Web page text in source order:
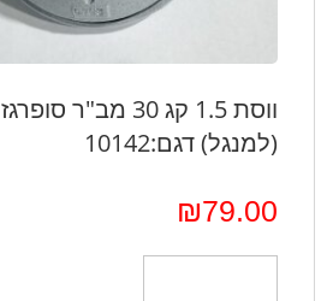
ווסת 1.5 קג 30 מב"ר סופרגז
(למנגל) דגם:10142
₪79.00